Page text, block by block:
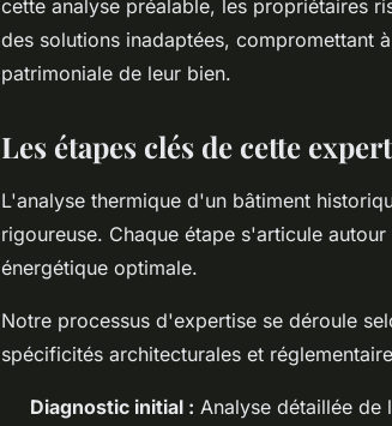
cette analyse préalable, les propriétaires
des solutions inadaptées, compromettant
patrimoniale de leur bien.
Les étapes clés de cette
L'analyse thermique d'un bâtiment
rigoureuse. Chaque étape s'articule autour
énergétique optimale.
Notre processus d'expertise se déroule
spécificités architecturales et
Diagnostic initial : Analyse détaillée